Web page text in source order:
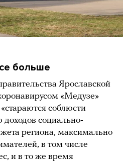
больше
Ярославской
«Медузе»
соблюсти
социально-
региона, максимально
в том числе
и в то же время